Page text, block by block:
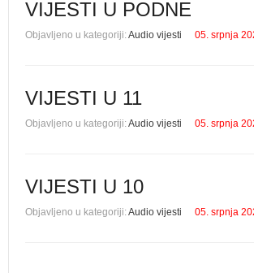
VIJESTI U PODNE
Objavljeno u kategoriji:Audio vijesti 05. srpnja
VIJESTI U 11
Objavljeno u kategoriji:Audio vijesti 05. srpnja
VIJESTI U 10
Objavljeno u kategoriji:Audio vijesti 05. srpnja